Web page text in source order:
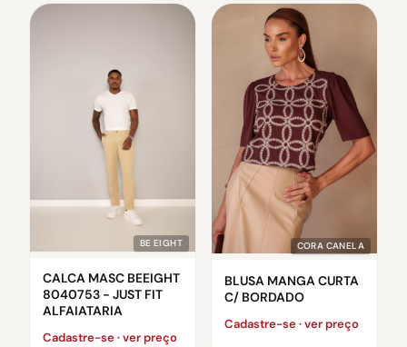
BE EIGHT
CALCA MASC BEEIGHT
8040753 - JUST FIT
ALFAIATARIA
Cadastre-se · ver preço
CORA CANELA
BLUSA MANGA CURTA
C/ BORDADO
Cadastre-se · ver preço